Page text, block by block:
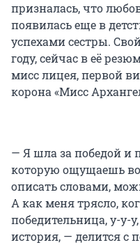
призналась, что
появилась еще в
успехами сестры.
году, сейчас в её
мисс лицея, первой
корона «Мисс
— Я шла за победой и
которую ощущаешь
описать словами,
А как меня трясло,
победительница, у-у-
история, — делится с